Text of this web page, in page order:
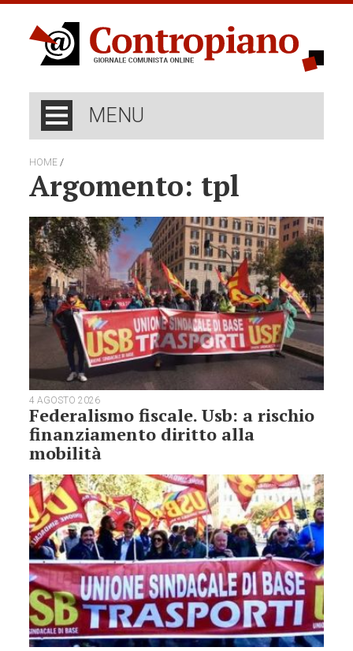
MENU
HOME /
Argomento: tpl
4 AGOSTO 2026
Federalismo fiscale. Usb: a rischio
finanziamento diritto alla
mobilità